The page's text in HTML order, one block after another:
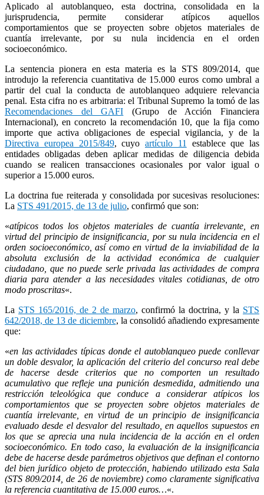
Aplicado al autoblanqueo, esta doctrina, consolidada en la
jurisprudencia, permite considerar atípicos aquellos
comportamientos que se proyecten sobre objetos materiales de
cuantía irrelevante, por su nula incidencia en el orden
socioeconómico.
La sentencia pionera en esta materia es la STS 809/2014, que
introdujo la referencia cuantitativa de 15.000 euros como umbral a
partir del cual la conducta de autoblanqueo adquiere relevancia
penal. Esta cifra no es arbitraria: el Tribunal Supremo la tomó de las
Recomendaciones del GAFI (Grupo de Acción Financiera
Internacional), en concreto la recomendación 10, que la fija como
importe que activa obligaciones de especial vigilancia, y de la
Directiva europea 2015/849, cuyo artículo 11
establece que las
entidades obligadas deben aplicar medidas de diligencia debida
cuando se realicen transacciones ocasionales por valor igual o
superior a 15.000 euros.
La doctrina fue reiterada y consolidada por sucesivas resoluciones:
La STS 491/2015, de 13 de julio, confirmó que son:
«atípicos todos los objetos materiales de cuantía irrelevante, en
virtud del principio de insignificancia, por su nula incidencia en el
orden socioeconómico, así como en virtud de la inviabilidad de la
absoluta exclusión de la actividad económica de cualquier
ciudadano, que no puede serle privada las actividades de compra
diaria para atender a las necesidades vitales cotidianas, de otro
modo proscritas«.
La STS 165/2016, de 2 de marzo, confirmó la doctrina, y la STS
642/2018, de 13 de diciembre, la consolidó añadiendo expresamente
que:
«en las actividades típicas donde el autoblanqueo puede conllevar
un doble desvalor, la aplicación del criterio del concurso real debe
de hacerse desde criterios que no comporten un resultado
acumulativo que refleje una punición desmedida, admitiendo una
restricción teleológica que conduce a considerar atípicos los
comportamientos que se proyecten sobre objetos materiales de
cuantía irrelevante, en virtud de un principio de insignificancia
evaluado desde el desvalor del resultado, en aquellos supuestos en
los que se aprecia una nula incidencia de la acción en el orden
socioeconómico. En todo caso, la evaluación de la insignificancia
debe de hacerse desde parámetros objetivos que definan el contorno
del bien jurídico objeto de protección, habiendo utilizado esta Sala
(STS 809/2014, de 26 de noviembre) como claramente significativa
la referencia cuantitativa de 15.000 euros…«.